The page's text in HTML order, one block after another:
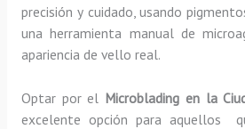
precisión y cuidado, usando
una herramienta manual de
apariencia de vello real.
Optar por el Microblading en la
excelente opción para aquellos